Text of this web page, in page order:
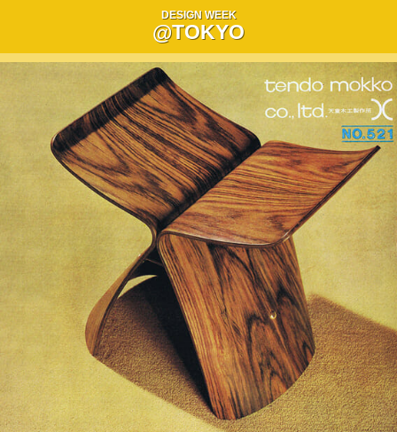
DESIGN WEEK
@TOKYO